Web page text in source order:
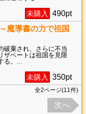
未購入 490pt
魔導書の力で祖国
破棄され、さらに不当
ザベートは祖国を見限
。
…
未購入 350pt
全2ページ(11件)
次へ